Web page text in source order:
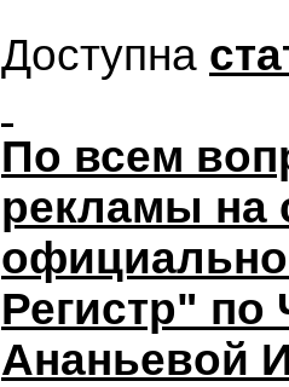
Доступна
По всем
рекламы на
Регистр" по
Ананьевой